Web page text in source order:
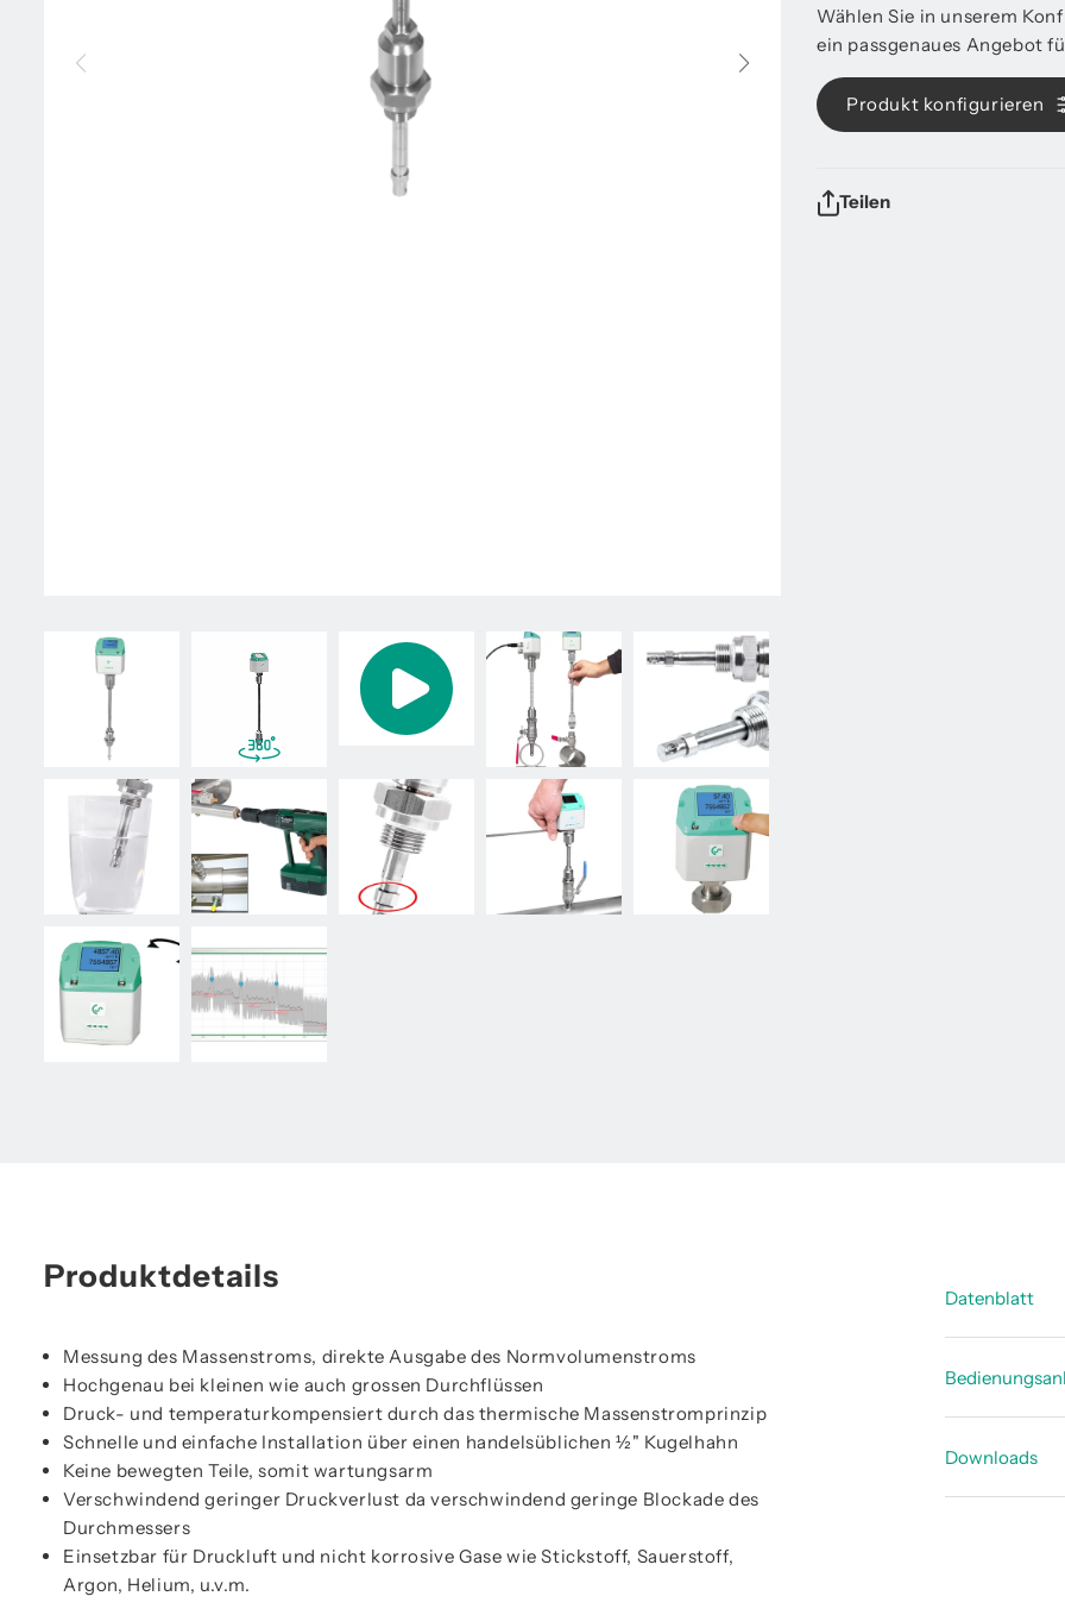
Wählen Sie in unserem
ein passgenaues Angebot
Produkt konfigurieren
Teilen
Produktdetails
Messung des Massenstroms, direkte Ausgabe des Normvolumenstroms
Hochgenau bei kleinen wie auch grossen Durchflüssen
Druck- und temperaturkompensiert durch das thermische Massenstromprinzip
Schnelle und einfache Installation über einen handelsüblichen ½" Kugelhahn
Keine bewegten Teile, somit wartungsarm
Verschwindend geringer Druckverlust da verschwindend geringe Blockade des
Durchmessers
Einsetzbar für Druckluft und nicht korrosive Gase wie Stickstoff, Sauerstoff,
Argon, Helium, u.v.m.
Datenblatt
Downloads